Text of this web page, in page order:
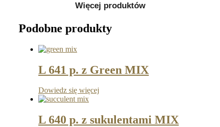
Więcej produktów
Podobne produkty
L 641 p. z Green MIX
Dowiedz się więcej
L 640 p. z sukulentami MIX